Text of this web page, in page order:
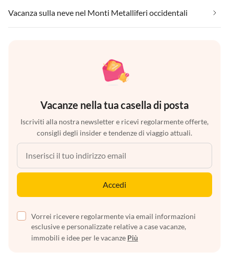
Vacanza sulla neve nel Monti Metalliferi occidentali
Vacanze nella tua casella di posta
Iscriviti alla nostra newsletter e ricevi regolarmente offerte,
consigli degli insider e tendenze di viaggio attuali.
Accedi
Vorrei ricevere regolarmente via email informazioni
esclusive e personalizzate relative a case vacanze,
immobili e idee per le vacanze Più